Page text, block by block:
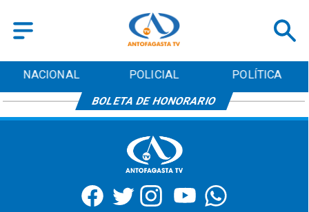
NACIONAL POLICIAL POLÍTICA
BOLETA DE HONORARIO